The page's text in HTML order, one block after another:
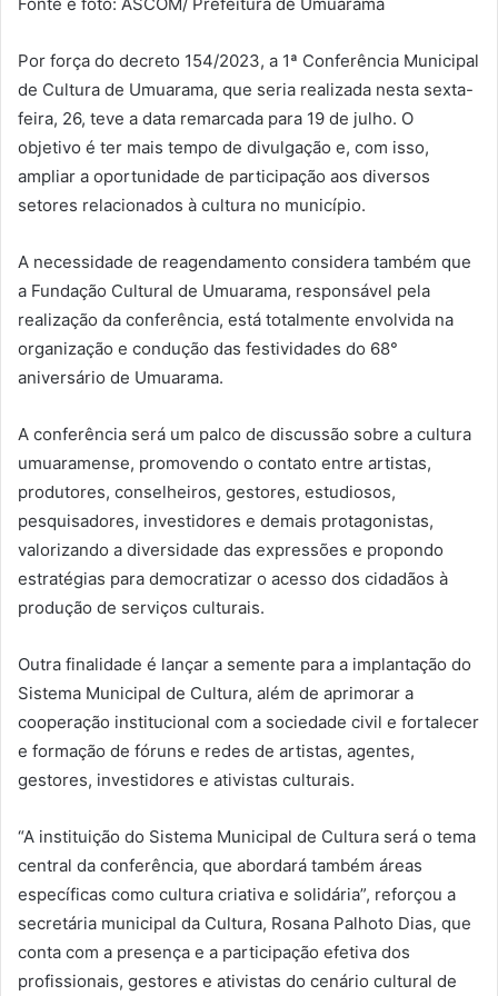
Fonte e foto: ASCOM/ Prefeitura de Umuarama
Por força do decreto 154/2023, a 1ª Conferência Municipal
de Cultura de Umuarama, que seria realizada nesta sexta-
feira, 26, teve a data remarcada para 19 de julho. O
objetivo é ter mais tempo de divulgação e, com isso,
ampliar a oportunidade de participação aos diversos
setores relacionados à cultura no município.
A necessidade de reagendamento considera também que
a Fundação Cultural de Umuarama, responsável pela
realização da conferência, está totalmente envolvida na
organização e condução das festividades do 68°
aniversário de Umuarama.
A conferência será um palco de discussão sobre a cultura
umuaramense, promovendo o contato entre artistas,
produtores, conselheiros, gestores, estudiosos,
pesquisadores, investidores e demais protagonistas,
valorizando a diversidade das expressões e propondo
estratégias para democratizar o acesso dos cidadãos à
produção de serviços culturais.
Outra finalidade é lançar a semente para a implantação do
Sistema Municipal de Cultura, além de aprimorar a
cooperação institucional com a sociedade civil e fortalecer
e formação de fóruns e redes de artistas, agentes,
gestores, investidores e ativistas culturais.
“A instituição do Sistema Municipal de Cultura será o tema
central da conferência, que abordará também áreas
específicas como cultura criativa e solidária”, reforçou a
secretária municipal da Cultura, Rosana Palhoto Dias, que
conta com a presença e a participação efetiva dos
profissionais, gestores e ativistas do cenário cultural de